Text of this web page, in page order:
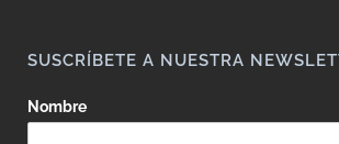
SUSCRÍBETE A NUESTRA
Nombre